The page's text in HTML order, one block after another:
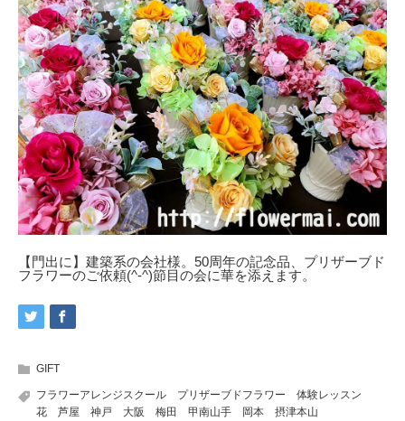
【門出に】建築系の会社様。50周年の記念品、プリザーブド
フラワーのご依頼(^-^)節目の会に華を添えます。
GIFT
フラワーアレンジスクール プリザーブドフラワー 体験レッスン
花 芦屋 神戸 大阪 梅田 甲南山手 岡本 摂津本山